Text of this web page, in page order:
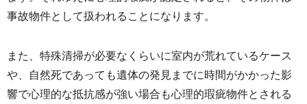
事故物件として扱われることになります。
また、 特殊清掃が必要なくらいに室内が荒れているケース
や、自然死であっても遺体の発見までに時間がかかった影
響で心理的な抵抗感が強い場合も心理的瑕疵物件とされる